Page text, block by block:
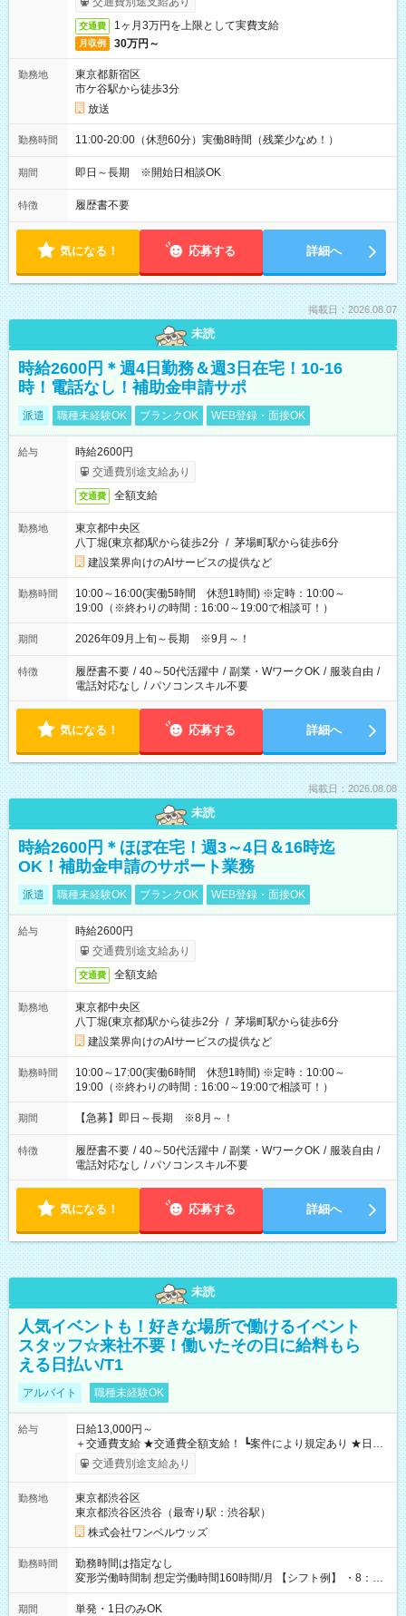
交通費 1ヶ月3万円を上限として実費支給
月収例 30万円～
勤務地
東京都新宿区
市ケ谷駅から徒歩3分
放送
勤務時間 11:00-20:00（休憩60分）実働8時間（残業少なめ！）
期間 即日～長期 ※開始日相談OK
特徴 履歴書不要
気になる！ 応募する 詳細へ
掲載日：2026.08.07
未読
時給2600円＊週4日勤務＆週3日在宅！10-16
時！電話なし！補助金申請サポ
派遣 職種未経験OK ブランクOK WEB登録・面接OK
給与
時給2600円
交通費別途支給あり
交通費 全額支給
勤務地
東京都中央区
八丁堀(東京都)駅から徒歩2分 / 茅場町駅から徒歩6分
建設業界向けのAIサービスの提供など
勤務時間
10:00～16:00(実働5時間 休憩1時間) ※定時：10:00～
19:00（※終わりの時間：16:00～19:00で相談可！）
期間 2026年09月上旬～長期 ※9月～！
特徴 履歴書不要 / 40～50代活躍中 / 副業・WワークOK / 服装自由 /
電話対応なし / パソコンスキル不要
気になる！ 応募する 詳細へ
掲載日：2026.08.08
未読
時給2600円＊ほぼ在宅！週3～4日＆16時迄
OK！補助金申請のサポート業務
派遣 職種未経験OK ブランクOK WEB登録・面接OK
給与
時給2600円
交通費別途支給あり
交通費 全額支給
勤務地
東京都中央区
八丁堀(東京都)駅から徒歩2分 / 茅場町駅から徒歩6分
建設業界向けのAIサービスの提供など
勤務時間
10:00～17:00(実働6時間 休憩1時間) ※定時：10:00～
19:00（※終わりの時間：16:00～19:00で相談可！）
期間 【急募】即日～長期 ※8月～！
特徴 履歴書不要 / 40～50代活躍中 / 副業・WワークOK / 服装自由 /
電話対応なし / パソコンスキル不要
気になる！ 応募する 詳細へ
未読
人気イベントも！好きな場所で働けるイベント
スタッフ☆来社不要！働いたその日に給料もら
える日払い/T1
アルバイト 職種未経験OK
給与
日給13,000円～
＋交通費支給 ★交通費全額支給！ ┗案件により規定あり ★日払
いOK！（規定あり） ┗働いたその日に現金GET♪ お仕事後はコ
ンビニATMから 日払い分を引き落とせます！ 【試用期間】試
交通費別途支給あり
勤務地
東京都渋谷区
東京都渋谷区渋谷（最寄り駅：渋谷駅）
株式会社ワンベルウッズ
勤務時間
勤務時間は指定なし
変形労働時間制 想定労働時間160時間/月 【シフト例】 ・8：00
～21：00
期間 単発・1日のみOK